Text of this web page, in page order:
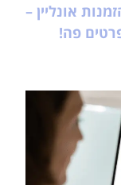
אונליין –
פה!